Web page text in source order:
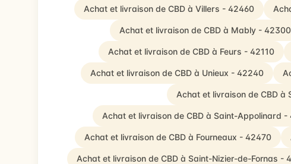
Achat et livraison de CBD à Villers - 42460
Achat et livraison de CBD à Mably - 42300
Achat et livraison de CBD à Feurs - 42110
Achat et livraison de CBD à Unieux - 42240
Achat et livraison de CBD
Achat et livraison de CBD à Saint-Appolinard -
Achat et livraison de CBD à Fourneaux - 42470
Achat et livraison de CBD à Saint-Nizier-de-Fornas -